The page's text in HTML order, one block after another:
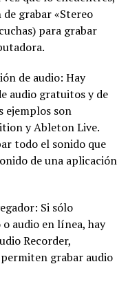
grabar «Stereo
para grabar
de audio: Hay
audio gratuitos y de
ejemplos son
y Ableton Live.
todo el sonido que
de una aplicación
Si sólo
audio en línea, hay
Recorder,
grabar audio